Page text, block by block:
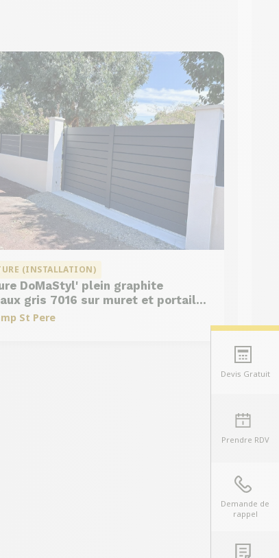
vos Options
(INSTALLATION)
DoMaStyl' plein graphite
gris 7016 sur muret et portail
Classic Strong
St Pere
Devis Gratuit
Prendre RDV
Demande de
rappel